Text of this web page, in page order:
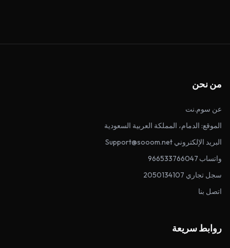
من نحن
عن سوم.نت
الموقع: الدمام، المملكة العربية السعودية
البريد الإلكتروني Support@sooom.net
واتساب 966533766047
سجل تجاري 2050134107
اتصل بنا
روابط سريعة